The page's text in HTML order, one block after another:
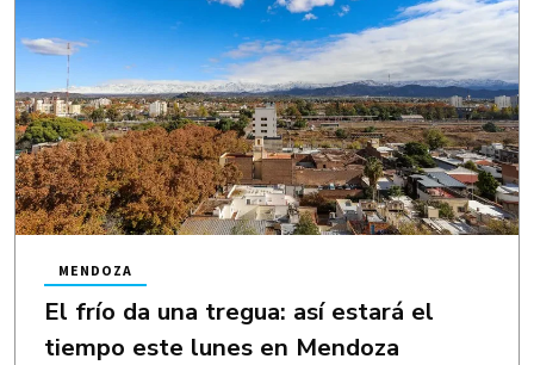
El frío da una tregua: así estará el
tiempo este lunes en Mendoza
MENDOZA